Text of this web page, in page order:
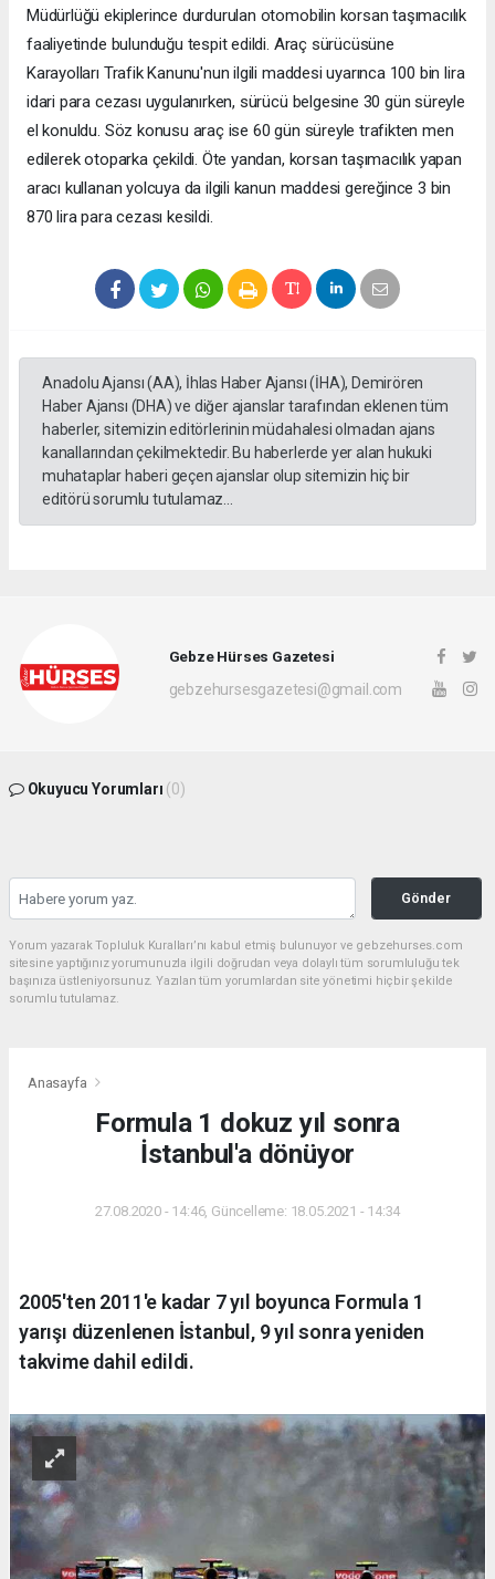
Müdürlüğü ekiplerince durdurulan otomobilin korsan taşımacılık
faaliyetinde bulunduğu tespit edildi. Araç sürücüsüne
Karayolları Trafik Kanunu'nun ilgili maddesi uyarınca 100 bin lira
idari para cezası uygulanırken, sürücü belgesine 30 gün süreyle
el konuldu. Söz konusu araç ise 60 gün süreyle trafikten men
edilerek otoparka çekildi. Öte yandan, korsan taşımacılık yapan
aracı kullanan yolcuya da ilgili kanun maddesi gereğince 3 bin
870 lira para cezası kesildi.
Anadolu Ajansı (AA), İhlas Haber Ajansı (İHA), Demirören
Haber Ajansı (DHA) ve diğer ajanslar tarafından eklenen tüm
haberler, sitemizin editörlerinin müdahalesi olmadan ajans
kanallarından çekilmektedir. Bu haberlerde yer alan hukuki
muhataplar haberi geçen ajanslar olup sitemizin hiç bir
editörü sorumlu tutulamaz...
Gebze Hürses Gazetesi
gebzehursesgazetesi@gmail.com
Okuyucu Yorumları (0)
Gönder
Yorum yazarak Topluluk Kuralları’nı kabul etmiş bulunuyor ve gebzehurses.com
sitesine yaptığınız yorumunuzla ilgili doğrudan veya dolaylı tüm sorumluluğu tek
başınıza üstleniyorsunuz. Yazılan tüm yorumlardan site yönetimi hiçbir şekilde
sorumlu tutulamaz.
Anasayfa
Formula 1 dokuz yıl sonra
İstanbul'a dönüyor
27.08.2020 - 14:46, Güncelleme: 18.05.2021 - 14:34
2005'ten 2011'e kadar 7 yıl boyunca Formula 1
yarışı düzenlenen İstanbul, 9 yıl sonra yeniden
takvime dahil edildi.